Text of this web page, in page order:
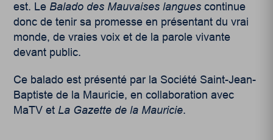
est. Le Balado des Mauvaises langues continue
donc de tenir sa promesse en présentant du vrai
monde, de vraies voix et de la parole vivante
devant public.
Ce balado est présenté par la Société Saint-Jean-
Baptiste de la Mauricie, en collaboration avec
MaTV etLa Gazette de la Mauricie.